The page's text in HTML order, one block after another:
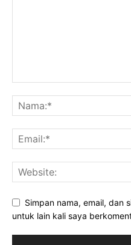
Simpan nama, email, dan
untuk lain kali saya